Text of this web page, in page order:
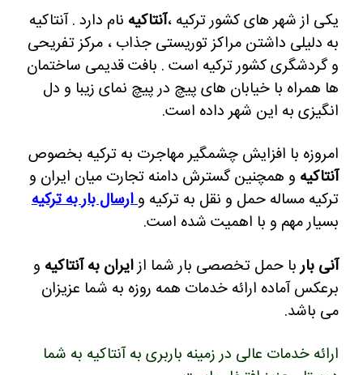
یکی از شهر های کشور ترکیه ،آنتاکیه نام دارد .آنتاکیه
به دلیلی داشتن مراکز توریستی جذاب ، مرکز تفریحی
و گردشگری کشور ترکیه است . بافت قدیمی ساختمان
ها همراه با خیابان های پیچ در پیچ نمای زیبا و دل
انگیزی به این شهر داده است.
امروزه با افزایش چشمگیر مهاجرت به ترکیه بخصوص
آنتاکیه و همچنین گسترش دامنه تجارت میان ایران و
ترکیه مساله حمل و نقل به ترکیه وارسال بار به ترکیه
بسیار مهم و با اهمیت شده است.
آنی باربا حمل تخصصی بار شما ازایران به آنتاکیه و
برعکس آماده ارائه خدمات همه روزه به شما عزیزان
می باشد.
ارائه خدمات عالی در زمینه باربری به آنتاکیه به شما